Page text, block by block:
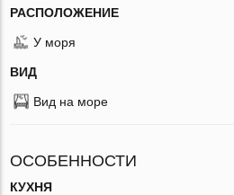
РАСПОЛОЖЕНИЕ
У моря
ВИД
Вид на море
ОСОБЕННОСТИ
КУХНЯ